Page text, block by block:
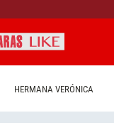
HERMANA VERÓNICA